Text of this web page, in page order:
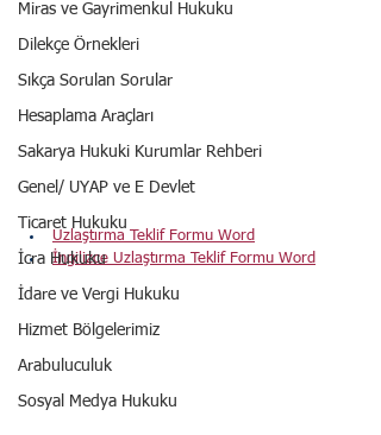
Miras ve Gayrimenkul Hukuku
Dilekçe Örnekleri
Sıkça Sorulan Sorular
Hesaplama Araçları
Sakarya Hukuki Kurumlar Rehberi
Genel/ UYAP ve E Devlet
Ticaret Hukuku
İcra Hukuku
İdare ve Vergi Hukuku
Hizmet Bölgelerimiz
Arabuluculuk
Sosyal Medya Hukuku
Uzlaştırma Teklif Formu Word
İngilizce Uzlaştırma Teklif Formu Word